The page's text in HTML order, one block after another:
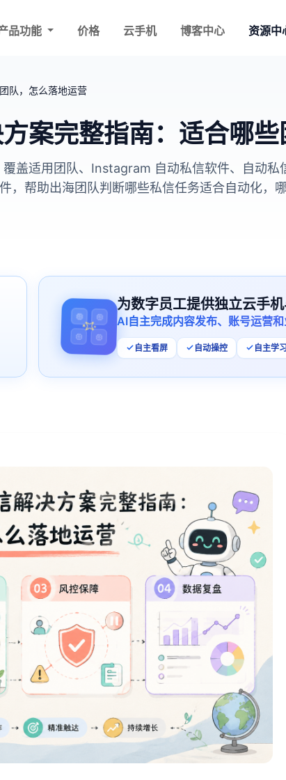
品功能 价格 云手机 博客中心 资源中
队，怎么落地运营
案完整指南：适合哪
盖适用团队、Instagram 自动私信软件、自动
，帮助出海团队判断哪些私信任务适合自动化，
为数字员工提供独立云手机
AI自主完成内容发布、账号运营
自主看屏 自动操控 自主学